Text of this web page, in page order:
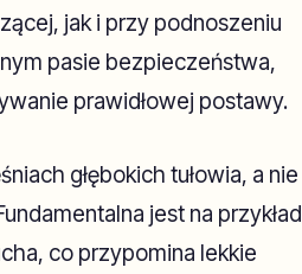
jak i przy podnoszeniu
pasie bezpieczeństwa,
prawidłowej postawy.
głębokich tułowia, a nie
jest na przykład
co przypomina lekkie